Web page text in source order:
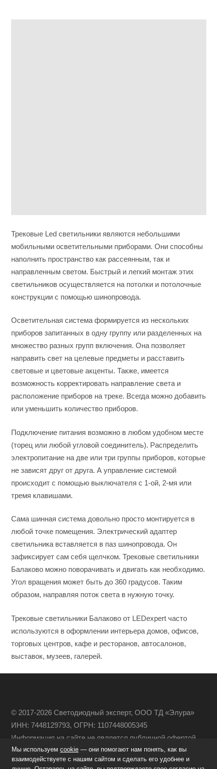
Трековые Led светильники являются небольшими
мобильными осветительными приборами. Они способны
наполнить пространство как рассеянным, так и
направленным светом. Быстрый и легкий монтаж этих
светильников осуществляется на потолки и потолочные
конструкции с помощью шинопровода.
Осветительная система формируется из нескольких
приборов запитанных в одну группу или разделенных на
множество разных групп включения. Она позволяет
направить свет на целевые предметы и расставить
световые и цветовые акценты. Также, имеется
возможность корректировать направление света и
расположение приборов на треке. Всегда можно добавить
или уменьшить количество приборов.
Подключение питания возможно в любом удобном месте
(торец или любой угловой соединитель). Распределить
электропитание на две или три группы приборов, которые
не зависят друг от друга. А управление системой
происходит с помощью выключателя с 1-ой, 2-мя или
тремя клавишами.
Сама шинная система довольно просто монтируется в
любой точке помещения. Электрический адаптер
светильника вставляется в паз шинопровода. Он
зафиксирует сам себя щелчком. Трековые светильники
Балаково можно поворачивать и двигать как необходимо.
Угол вращения может быть до 360 градусов. Таким
образом, направляя поток света в нужную точку.
Трековые светильники Балаково от LEDexpert часто
используются в оформлении интерьера домов, офисов,
торговых центров, кафе и ресторанов, автосалонов,
выставок, музеев, галерей.
© 2017-2026 Светодиодный эксперт, ООО ТД «Элура»
ИНН: 7448129793, ОГРН: 1107448005345
Информация на сайте не является публичной офертой
Политика конфиденциальности
Мы используем cookie — они помогают нам понять, как вы
взаимодействуете с нашим сайтом и сделать его удобнее и